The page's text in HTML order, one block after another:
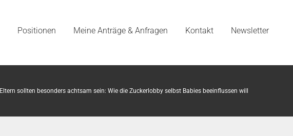
Positionen Meine Anträge & Anfragen Kontakt Newsletter
Eltern sollten besonders achtsam sein: Wie die Zuckerlobby selbst Babies beeinflussen will